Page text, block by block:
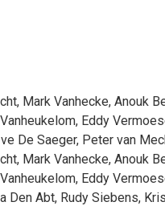
, Mark Vanhecke, Anouk
, Eddy
De Saeger, Peter van
, Mark Vanhecke, Anouk
, Eddy
Den Abt, Rudy Siebens,